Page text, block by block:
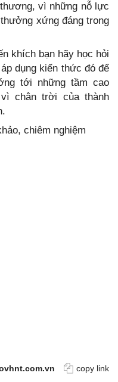
vì những nỗ lực
xứng đáng trong
khích bạn hãy học hỏi
dụng kiến thức đó để
tới những tầm cao
chân trời của thành
chiêm nghiệm
copy link